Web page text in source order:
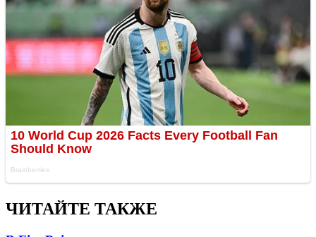
ЧИТАЙТЕ ТАКЖЕ